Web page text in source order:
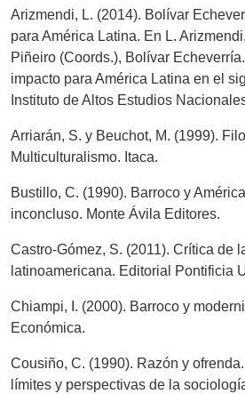
Arizmendi, L. (2014). Bolívar
para América Latina. En L.
Piñeiro (Coords.), Bolívar
impacto para América Latina en el
Instituto de Altos Estudios
Arriarán, S. y Beuchot, M. (1999).
Multiculturalismo. Itaca.
Bustillo, C. (1990). Barroco y
inconcluso. Monte Ávila Editores.
Castro-Gómez, S. (2011). Crítica de
latinoamericana. Editorial Pontificia
Chiampi, I. (2000). Barroco y
Económica.
Cousiño, C. (1990). Razón y
límites y perspectivas de la